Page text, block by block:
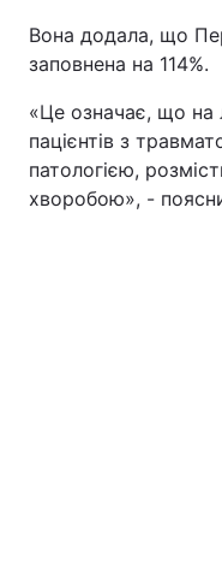
Тема оформлення
Вона додала, що
заповнена на 114%.
«Це означає, що на
пацієнтів з
патологією,
хворобою», -